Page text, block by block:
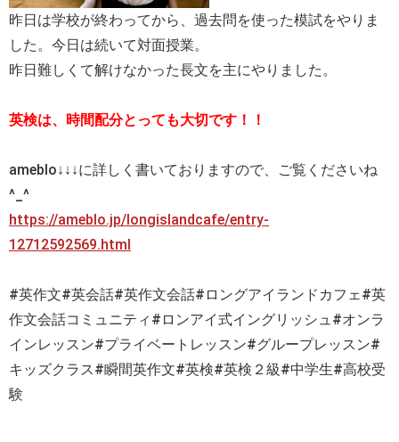
昨日は学校が終わってから、過去問を使った模試をやりま
した。今日は続いて対面授業。
昨日難しくて解けなかった長文を主にやりました。
英検は、時間配分とっても大切です！！
ameblo↓↓↓に詳しく書いておりますので、ご覧くださいね
^_^
https://ameblo.jp/longislandcafe/entry-
12712592569.html
#英作文#英会話#英作文会話# ロングアイランドカフェ#英
作文会話コミュニティ # ロンアイ式イングリッシュ#オンラ
インレッスン#プライベートレッスン#グループレッスン#
キッズクラス#瞬間英作文#英検#英検２級#中学生#高校受
験